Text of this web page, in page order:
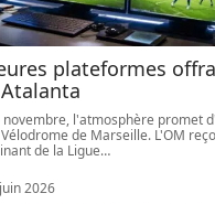
plateformes
l'atmosphère promet
de Marseille. L'OM
de la Ligue…
2026